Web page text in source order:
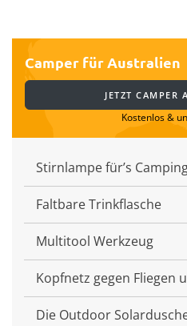
Camper für Australien
JETZT CAMPER
Kostenlos &
Stirnlampe für’s
Faltbare Trinkflasche
Multitool Werkzeug
Kopfnetz gegen Fliegen
Die Outdoor